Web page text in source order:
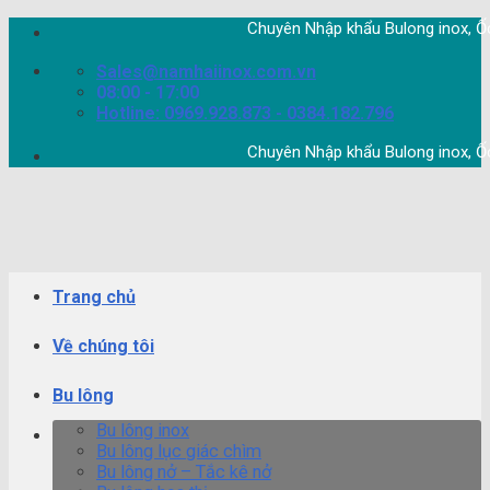
Skip
content
Chuyên Nhập khẩu Bulong inox, Ốc
Sales@namhaiinox.com.vn
08:00 - 17:00
Hotline: 0969.928.873 - 0384.182.796
Chuyên Nhập khẩu Bulong inox, Ốc
Trang chủ
Về chúng tôi
Bu lông
Bu lông inox
Bu lông lục giác chìm
Bu lông nở – Tắc kê nở